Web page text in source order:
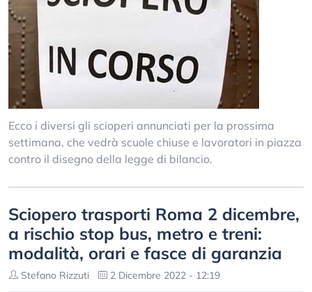
Ecco i diversi gli scioperi annunciati per la prossima
settimana, che vedrà scuole chiuse e lavoratori in piazza
contro il disegno della legge di bilancio.
Sciopero trasporti Roma 2 dicembre,
a rischio stop bus, metro e treni:
modalità, orari e fasce di garanzia
Stefano Rizzuti 2 Dicembre 2022 - 12:19